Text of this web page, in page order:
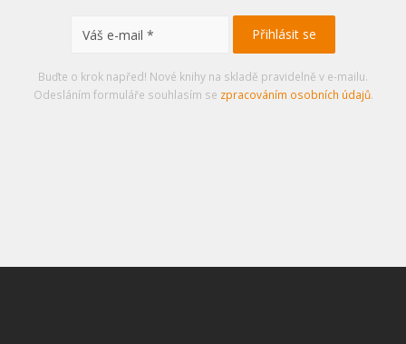
Buďte o krok napřed! Nové knihy na skladě pravidelně v e-mailu.
Odesláním formuláře souhlasím se zpracováním osobních údajů.